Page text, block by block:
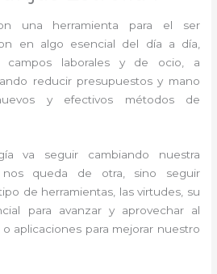
una herramienta para el ser
en algo esencial del día a día,
campos laborales y de ocio, a
reducir presupuestos y mano
y efectivos métodos de
va seguir cambiando nuestra
queda de otra, sino seguir
de herramientas, las virtudes, su
para avanzar y aprovechar al
aplicaciones para mejorar nuestro